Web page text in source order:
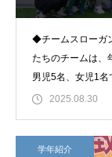
◆チームスローガ
たちのチームは、
男児5名、女児1名
2025.08.30
学年紹介